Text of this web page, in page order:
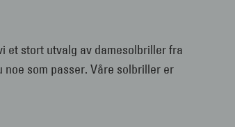
et stort utvalg av damesolbriller fra
som passer. Våre solbriller er